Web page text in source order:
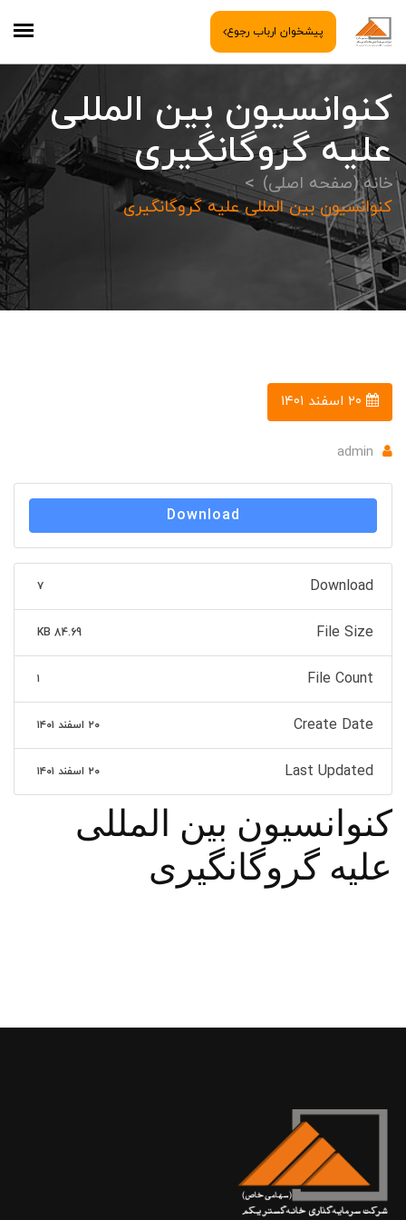
پیشخوان ارباب رجوع
کنوانسیون بین المللی
علیه گروگانگیری
خانه (صفحه اصلی)
کنوانسیون بین المللی علیه گروگانگیری
admin
Download
Download ۷
File Size
84.69 KB
File Count ۱
Create Date ۲۰ اسفند ۱۴۰۱
Last Updated ۲۰ اسفند ۱۴۰۱
کنوانسیون بین المللی
علیه گروگانگیری